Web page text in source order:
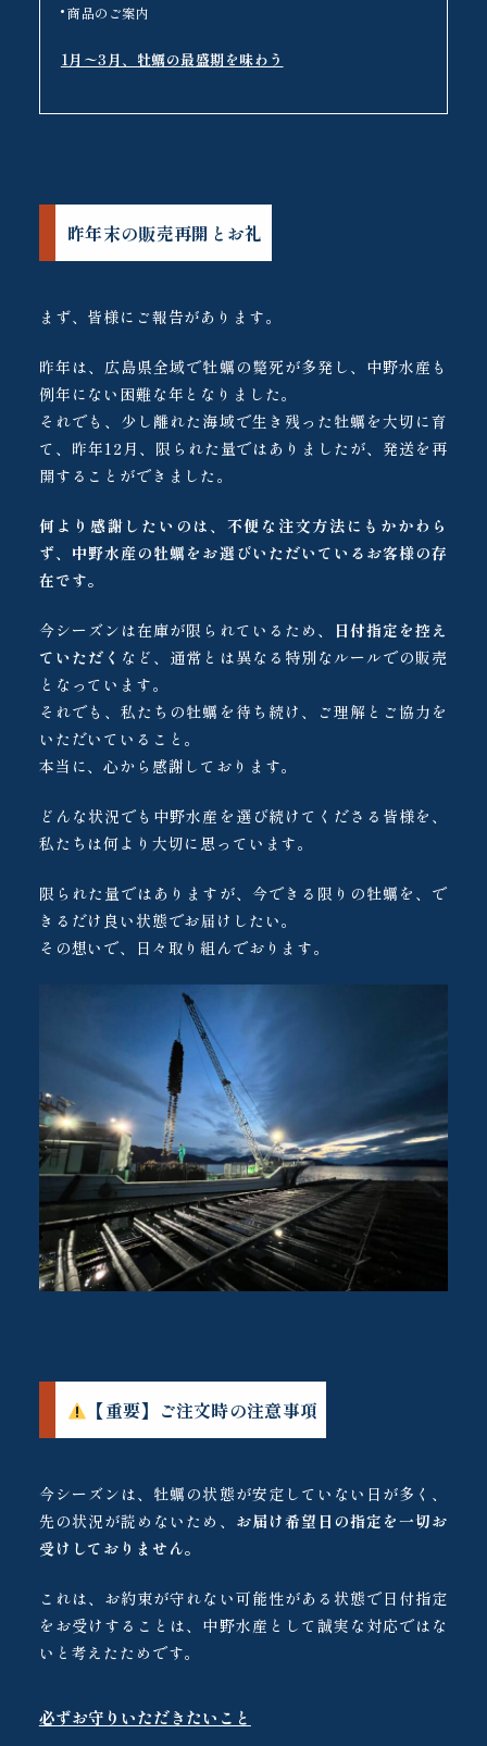
商品のご案内
1月〜3月、牡蠣の最盛期を味わう
昨年末の販売再開とお礼
まず、皆様にご報告があります。
昨年は、広島県全域で牡蠣の斃死が多発し、中野水産も
例年にない困難な年となりました。
それでも、少し離れた海域で生き残った牡蠣を大切に育
て、昨年12月、限られた量ではありましたが、発送を再
開することができました。
何より感謝したいのは、不便な注文方法にもかかわら
ず、中野水産の牡蠣をお選びいただいているお客様の存
在です。
今シーズンは在庫が限られているため、
日付指定を控え
ていただく など、通常とは異なる特別なルールでの販売
となっています。
それでも、私たちの牡蠣を待ち続け、ご理解とご協力を
いただいていること。
本当に、心から感謝しております。
どんな状況でも中野水産を選び続けてくださる皆様を、
私たちは何より大切に思っています。
限られた量ではありますが、今できる限りの牡蠣を、で
きるだけ良い状態でお届けしたい。
その想いで、日々取り組んでおります。
【重要】ご注文時の注意事項
今シーズンは、牡蠣の状態が安定していない日が多く、
先の状況が読めないため、 お届け希望日の指定を一切お
受けしておりません。
これは、お約束が守れない可能性がある状態で日付指定
をお受けすることは、中野水産として誠実な対応ではな
いと考えたためです。
必ずお守りいただきたいこと